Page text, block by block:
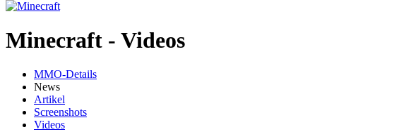
Minecraft - Videos
MMO-Details
News
Artikel
Screenshots
Videos